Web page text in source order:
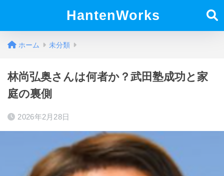
HantenWorks
ホーム 未分類
林尚弘奥さんは何者か？武田塾成功と家
庭の裏側
2026年2月28日